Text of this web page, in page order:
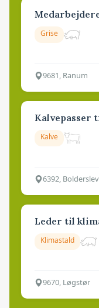
Grise
9681, Ranum
Kalvepasser
Kalve
6392, Bolderslev
Leder til
Klimastald
9670, Løgstør